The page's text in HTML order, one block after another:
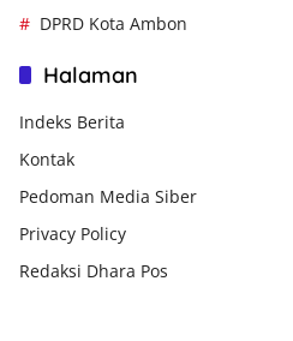
DPRD Kota Ambon
Halaman
Indeks Berita
Kontak
Pedoman Media Siber
Privacy Policy
Redaksi Dhara Pos